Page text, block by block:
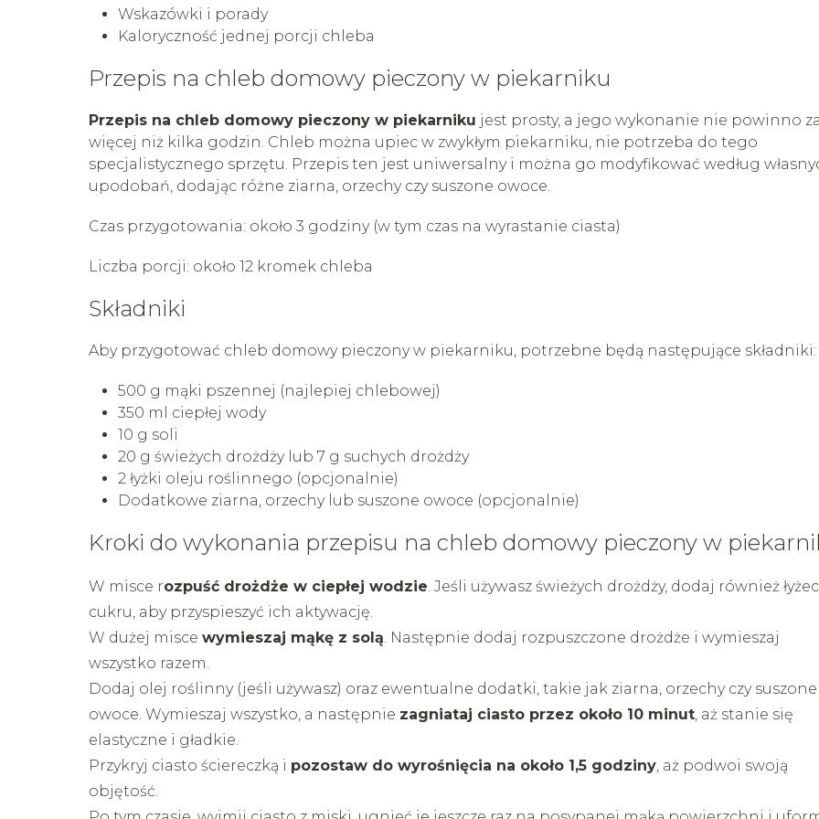
Wskazówki i porady
Kaloryczność jednej porcji chleba
Przepis na chleb domowy pieczony w piekarniku
Przepis na chleb domowy pieczony w piekarniku jest prosty, a jego wykonanie nie powinno
więcej niż kilka godzin. Chleb można upiec w zwykłym piekarniku, nie potrzeba do tego
specjalistycznego sprzętu. Przepis ten jest uniwersalny i można go modyfikować według
upodobań, dodając różne ziarna, orzechy czy suszone owoce.
Czas przygotowania: około 3 godziny (w tym czas na wyrastanie ciasta)
Liczba porcji: około 12 kromek chleba
Składniki
Aby przygotować chleb domowy pieczony w piekarniku, potrzebne będą następujące składniki:
500 g mąki pszennej (najlepiej chlebowej)
350 ml ciepłej wody
10 g soli
20 g świeżych drożdży lub 7 g suchych drożdży
2 łyżki oleju roślinnego (opcjonalnie)
Dodatkowe ziarna, orzechy lub suszone owoce (opcjonalnie)
Kroki do wykonania przepisu na chleb domowy pieczony w
W misce rozpuść drożdże w ciepłej wodzie . Jeśli używasz świeżych drożdży, dodaj również
cukru, aby przyspieszyć ich aktywację.
W dużej misce wymieszaj mąkę z solą . Następnie dodaj rozpuszczone drożdże i wymieszaj
wszystko razem.
Dodaj olej roślinny (jeśli używasz) oraz ewentualne dodatki, takie jak ziarna, orzechy czy suszone
owoce. Wymieszaj wszystko, a następnie zagniataj ciasto przez około 10 minut , aż stanie się
elastyczne i gładkie.
Przykryj ciasto ściereczką i pozostaw do wyrośnięcia na około 1,5 godziny , aż podwoi swoją
objętość.